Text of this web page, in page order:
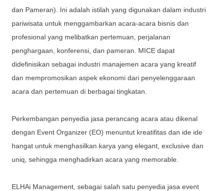
dan Pameran). Ini adalah istilah yang digunakan dalam industri
pariwisata untuk menggambarkan acara-acara bisnis dan
profesional yang melibatkan pertemuan, perjalanan
penghargaan, konferensi, dan pameran. MICE dapat
didefinisikan sebagai industri manajemen acara yang kreatif
dan mempromosikan aspek ekonomi dari penyelenggaraan
acara dan pertemuan di berbagai tingkatan.
Perkembangan penyedia jasa perancang acara atau dikenal
dengan Event Organizer (EO) menuntut kreatifitas dan ide ide
hangat untuk menghasilkan karya yang elegant, exclusive dan
uniq, sehingga menghadirkan acara yang memorable.
ELHAi Management, sebagai salah satu penyedia jasa event